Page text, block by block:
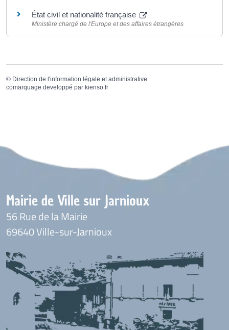
État civil et nationalité française
Ministère chargé de l'Europe et des affaires étrangères
© Direction de l'information légale et administrative
comarquage developpé par kienso.fr
Mairie de Ville sur Jarnioux
56 Rue de la Mairie
69640 Ville-sur-Jarnioux